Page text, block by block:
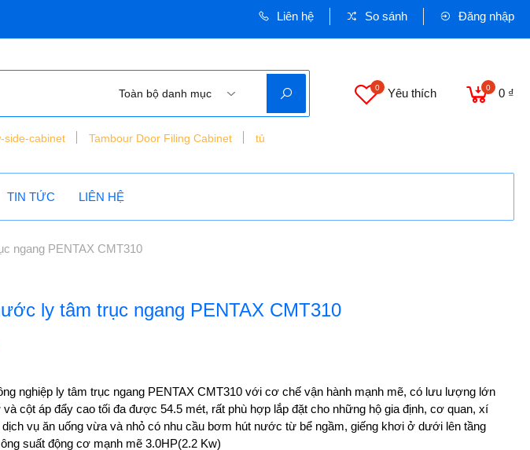
Liên hệ So sánh Đăng nhập
Toàn bộ danh mục
side-cabinet Tambour Door Filing Cabinet
tủ
0 Yêu thích 0 0 ₫
TIN TỨC LIÊN HỆ
ngang PENTAX CMT310
ly tâm trục ngang PENTAX CMT310
nghiệp ly tâm trục ngang PENTAX CMT310 với cơ chế vận hành mạnh mẽ, có lưu lượng lớn
và cột áp đẩy cao tối đa được 54.5 mét, rất phù hợp lắp đặt cho những hộ gia định, cơ quan, xí
vụ ăn uống vừa và nhỏ có nhu cầu bơm hút nước từ bể ngầm, giếng khơi ở dưới lên tầng
suất động cơ mạnh mẽ 3.0HP(2.2 Kw)